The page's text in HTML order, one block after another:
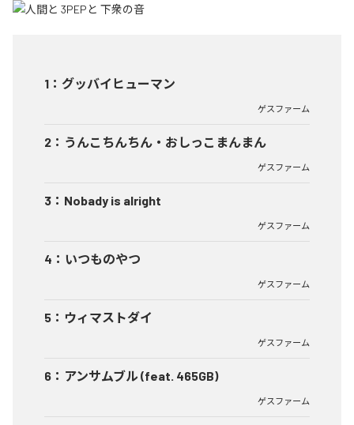
1 ： グッバイヒューマン
ゲスファーム
2 ： うんこちんちん・おしっこまんまん
ゲスファーム
3 ： Nobady is alright
ゲスファーム
4 ： いつものやつ
ゲスファーム
5 ： ウィマストダイ
ゲスファーム
6 ： アンサムブル (feat. 465GB)
ゲスファーム